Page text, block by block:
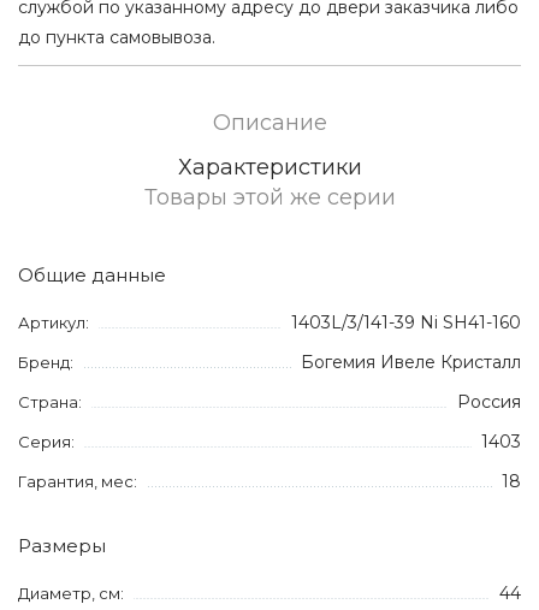
службой по указанному адресу до двери заказчика либо
до пункта самовывоза.
Описание
Характеристики
Товары этой же серии
Общие данные
Артикул: 1403L/3/141-39 Ni SH41-160
Бренд: Богемия Ивеле Кристалл
Страна: Россия
Серия: 1403
Гарантия, мес: 18
Размеры
Диаметр, см: 44